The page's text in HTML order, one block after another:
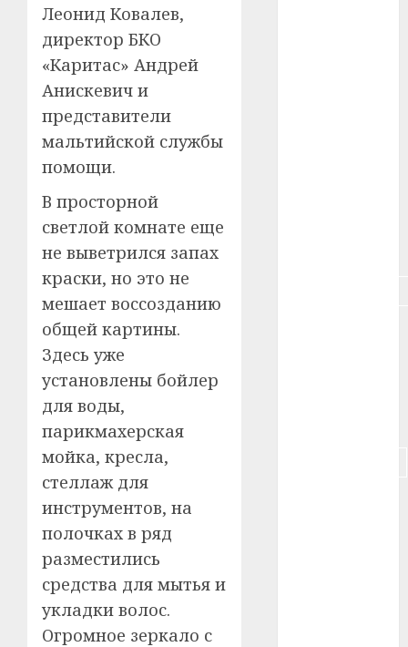
Леонид Ковалев,
директор БКО
«Каритас» Андрей
Анискевич и
представители
мальтийской службы
помощи.
В просторной
светлой комнате еще
не выветрился запах
краски, но это не
мешает воссозданию
общей картины.
Здесь уже
установлены бойлер
для воды,
парикмахерская
мойка, кресла,
стеллаж для
инструментов, на
полочках в ряд
разместились
средства для мытья и
укладки волос.
Огромное зеркало с